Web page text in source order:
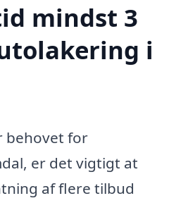
mindst 3
i
behovet for
er det vigtigt at
af flere tilbud